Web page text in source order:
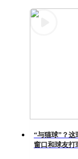
“与猫球”？这
窗口和球友打